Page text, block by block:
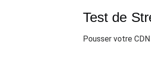
Test de
Pousser votre